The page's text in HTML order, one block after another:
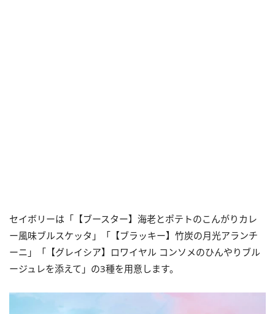
セイボリーは「【ブースター】海老とポテトのこんがりカレ
ー風味ブルスケッタ」「【ブラッキー】竹炭の月光アランチ
ーニ」「【グレイシア】ロワイヤル コンソメのひんやりブル
ージュレを添えて」の3種を用意します。